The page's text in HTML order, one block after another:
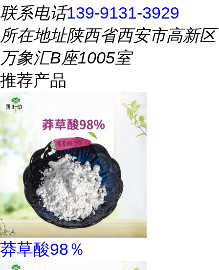
联系电话139-9131-3929
所在地址陕西省西安市高新区
万象汇B座1005室
推荐产品
莽草酸98％